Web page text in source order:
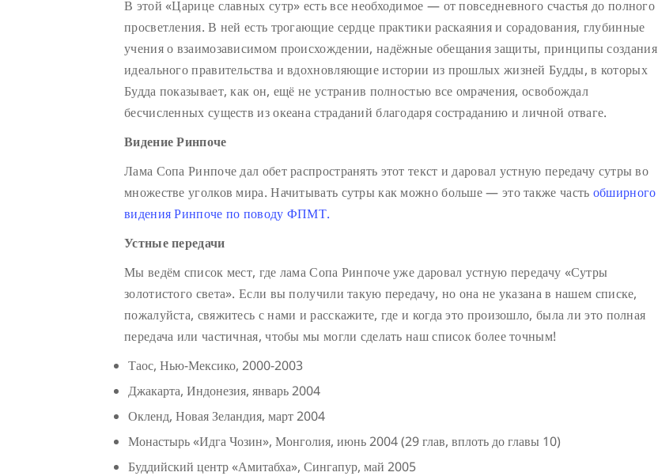
В этой «Царице славных сутр» есть все необходимое — от повседневного счастья до полного
просветления. В ней есть трогающие сердце практики раскаяния и сорадования, глубинные
учения о взаимозависимом происхождении, надёжные обещания защиты, принципы создания
идеального правительства и вдохновляющие истории из прошлых жизней Будды, в которых
Будда показывает, как он, ещё не устранив полностью все омрачения, освобождал
бесчисленных существ из океана страданий благодаря состраданию и личной отваге.
Видение Ринпоче
Лама Сопа Ринпоче дал обет распространять этот текст и даровал устную передачу сутры во
множестве уголков мира. Начитывать сутры как можно больше — это также часть обширного
видения Ринпоче по поводу ФПМТ.
Устные передачи
Мы ведём список мест, где лама Сопа Ринпоче уже даровал устную передачу «Сутры
золотистого света». Если вы получили такую передачу, но она не указана в нашем списке,
пожалуйста, свяжитесь с нами и расскажите, где и когда это произошло, была ли это полная
передача или частичная, чтобы мы могли сделать наш список более точным!
Таос, Нью-Мексико, 2000-2003
Джакарта, Индонезия, январь 2004
Окленд, Новая Зеландия, март 2004
Монастырь «Идга Чозин», Монголия, июнь 2004 (29 глав, вплоть до главы 10)
Буддийский центр «Амитабха», Сингапур, май 2005